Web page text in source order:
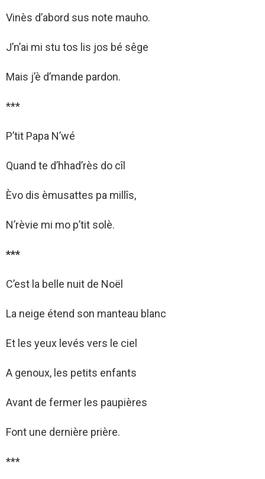
Vinès d’abord sus note mauho.
J’n’ai mi stu tos lis jos bé sêge
Mais j’è d’mande pardon.
***
P’tit Papa N’wé
Quand te d’hhad’rès do cîl
Èvo dis èmusattes pa millîs,
N’rèvie mi mo p’tit solè.
***
C’est la belle nuit de Noël
La neige étend son manteau blanc
Et les yeux levés vers le ciel
A genoux, les petits enfants
Avant de fermer les paupières
Font une dernière prière.
***